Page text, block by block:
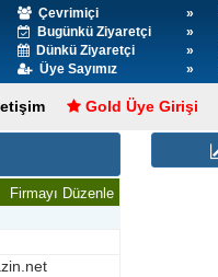
Çevrimiçi »
Bugünkü Ziyaretçi
»
Dünkü Ziyaretçi
»
Üye Sayımız
»
Gold Üye Girişi
Firmayı Düzenle